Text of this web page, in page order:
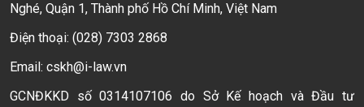
Nghé, Quận 1, Thành phố Hồ Chí Minh, Việt Nam
Điện thoại: (028) 7303 2868
Email: cskh@i-law.vn
GCNĐKKD số 0314107106 do Sở Kế hoạch và Đầu tư